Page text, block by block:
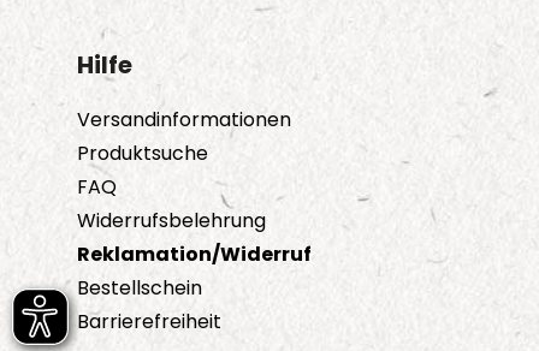
Hilfe
Versandinformationen
Produktsuche
FAQ
Widerrufsbelehrung
Reklamation/Widerruf
Bestellschein
Barrierefreiheit